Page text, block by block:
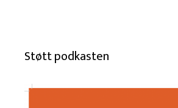
Støtt podkasten